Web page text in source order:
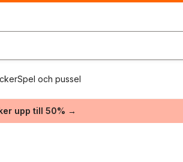
Spel och pussel
upp till 50% →